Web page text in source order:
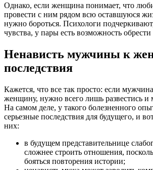
Однако, если женщина понимает, что
провести с ним рядом всю оставшуюся
нужно бороться. Психологи
чувства, у пары есть возможность обрести
Ненависть мужчины к
последствия
Кажется, что все так просто: если
женщину, нужно всего лишь развестись и
На самом деле, у такого болезненного
серьезные последствия для будущего, и
них:
в будущем представительнице
сложнее строить отношения,
бояться повторения истории;